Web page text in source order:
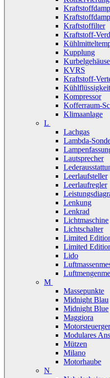
Kraftstoffilter
Kraftstoff-
Kupplung
KVRS
Kraftstoff-
Kühlflüssigkeit
Kompressor
Kofferraum-
Klimaanlage
L
Lachgas
Lambda-
Lautsprecher
Leerlaufsteller
Leerlaufregler
Lenkung
Lenkrad
Lichtmaschine
Lichtschalter
Limited
Limited
Lido
M
Massepunkte
Midnight Blau
Midnight Blue
Maggiora
Modulares
Mützen
Milano
Motorhaube
N